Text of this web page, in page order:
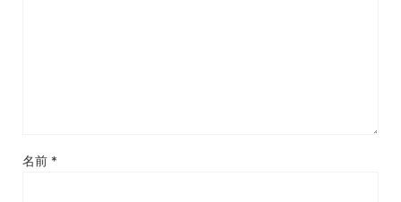
名前 *